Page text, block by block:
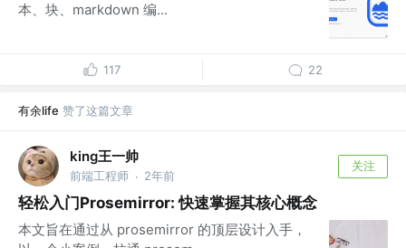
本、块、markdown 编...
117 22
有余life 赞了这篇文章
king王一帅
前端工程师 · 2年前
关注
轻松入门Prosemirror: 快速掌握其核心概念
本文旨在通过从 prosemirror 的顶层设计入手，